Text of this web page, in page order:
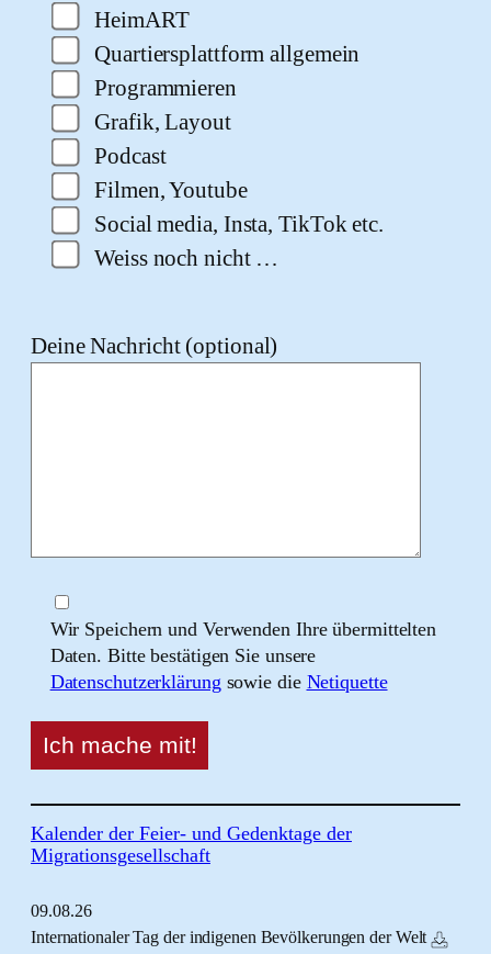
HeimART
Quartiersplattform allgemein
Programmieren
Grafik, Layout
Podcast
Filmen, Youtube
Social media, Insta, TikTok etc.
Weiss noch nicht …
Deine Nachricht (optional)
Wir Speichern und Verwenden Ihre übermittelten
Daten. Bitte bestätigen Sie unsere
Datenschutzerklärung sowie die Netiquette
Kalender der Feier- und Gedenktage der
Migrationsgesellschaft
09.08.26
Internationaler Tag der indigenen Bevölkerungen der Welt